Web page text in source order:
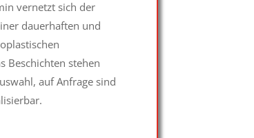
vernetzt sich der
dauerhaften und
Beschichten stehen
auf Anfrage sind